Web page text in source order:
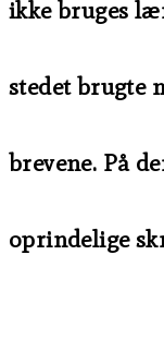
ikke bruges
stedet brugte
brevene. På
oprindelige